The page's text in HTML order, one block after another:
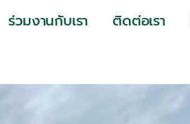
ร่วมงานกับเรา ติดต่อเรา